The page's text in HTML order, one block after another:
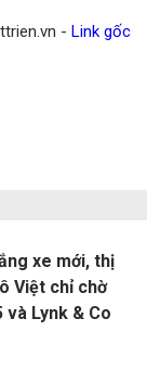
- Link gốc
xe mới, thị
Việt chỉ chờ
Lynk & Co